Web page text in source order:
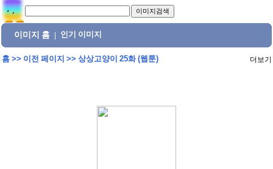
이미지 홈 인기 이미지
홈>> 이전 페이지 >> 상상고양이 25화 (웹툰) 더보기